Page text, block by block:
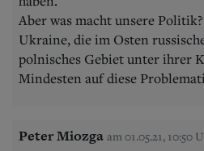
Aber was macht unsere
Ukraine, die im Osten
polnisches Gebiet unter ihrer
Mindesten auf diese
Peter Miozga am 01.05.21, 10:50